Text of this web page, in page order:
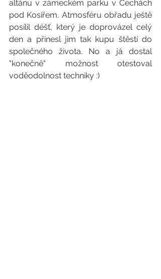
altánu v zámeckém parku v Čechách
pod Kosířem. Atmosféru obřadu ještě
posílil déšť, který je doprovázel celý
den a přinesl jim tak kupu štěstí do
společného života. No a já dostal
"konečně" možnost otestoval
voděodolnost techniky :)